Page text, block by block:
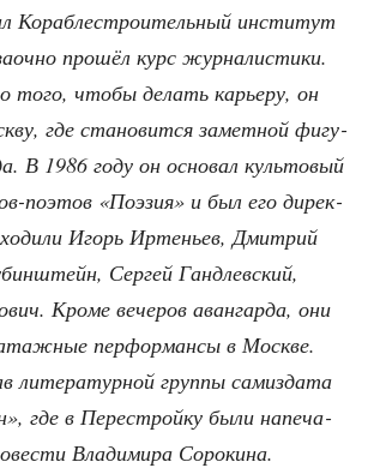
Кораб­ле­стро­и­тель­ный инсти­тут
про­шёл курс жур­на­ли­сти­ки.
того, что­бы делать карье­ру, он
где ста­но­вит­ся замет­ной фигу­
В 1986 году он осно­вал куль­то­вый
поэтов «Поэ­зия» и был его дирек­
Игорь Ирте­ньев, Дмит­рий
Сер­гей Гандлев­ский,
Кро­ме вече­ров аван­гар­да, они
пер­фор­ман­сы в Москве.
лите­ра­тур­ной груп­пы сам­из­да­та
где в Пере­строй­ку были напе­ча­
Вла­ди­ми­ра Сорокина.